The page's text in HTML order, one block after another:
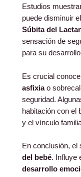
Estudios
puede disminuir
Súbita del
sensación de
para su
Es crucial
asfixiao
seguridad.
habitación con el
y el vínculo
En conclusión, el
del bebé. Influye
desarrollo